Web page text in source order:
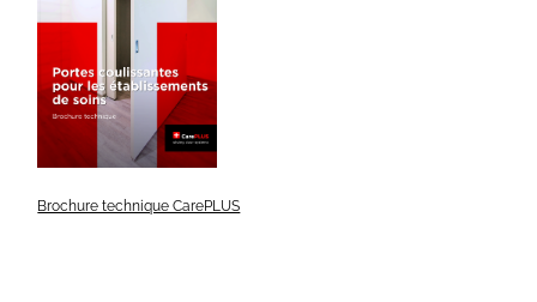
Brochure technique CarePLUS